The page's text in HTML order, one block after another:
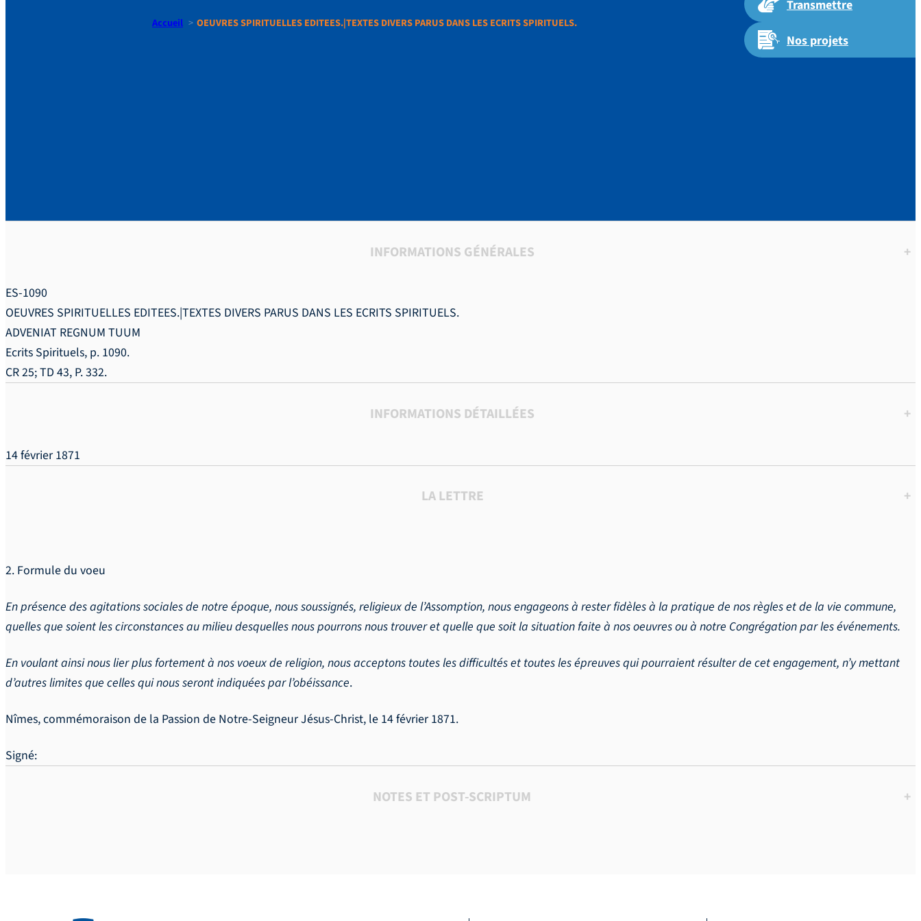
Transmettre
Nos projets
Accueil OEUVRES SPIRITUELLES EDITEES.|TEXTES DIVERS PARUS DANS LES ECRITS SPIRITUELS.
OEUVRES SPIRITUELLES EDITEES.|TEXTES
INFORMATIONS GÉNÉRALES +
ES-1090
OEUVRES SPIRITUELLES EDITEES.|TEXTES DIVERS PARUS DANS LES ECRITS SPIRITUELS.
ADVENIAT REGNUM TUUM
Ecrits Spirituels, p. 1090.
CR 25; TD 43, P. 332.
INFORMATIONS DÉTAILLÉES +
14 février 1871
LA LETTRE +
2. Formule du voeu
En présence des agitations sociales de notre époque, nous soussignés, religieux de l’Assomption, nous engageons à rester fidèles à la pratique de nos règles et de la vie commune,
quelles que soient les circonstances au milieu desquelles nous pourrons nous trouver et quelle que soit la situation faite à nos oeuvres ou à notre Congrégation par les événements.
En voulant ainsi nous lier plus fortement à nos voeux de religion, nous acceptons toutes les difficultés et toutes les épreuves qui pourraient résulter de cet engagement, n’y mettant
d’autres limites que celles qui nous seront indiquées par l’obéissance.
Nîmes, commémoraison de la Passion de Notre-Seigneur Jésus-Christ, le 14 février 1871.
Signé:
NOTES ET POST-SCRIPTUM +